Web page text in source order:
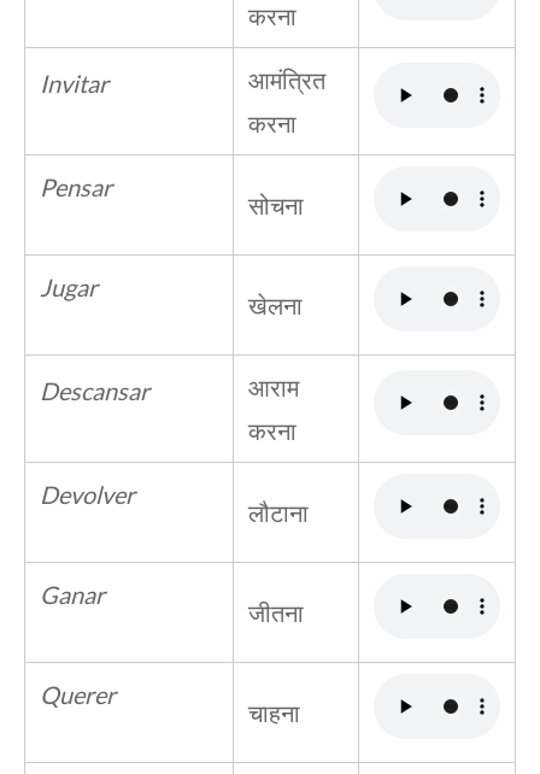
करना
Invitar
आमंत्रित
करना
Pensar
सोचना
Jugar
खेलना
Descansar
आराम
करना
Devolver
लौटाना
Ganar
जीतना
Querer
चाहना